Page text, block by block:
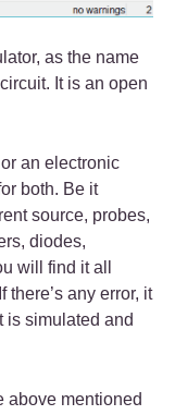
as the name
It is an open
an electronic
both. Be it
source, probes,
diodes,
will find it all
there’s any error, it
is simulated and
above mentioned